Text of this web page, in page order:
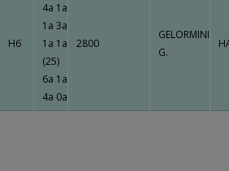
H6
4a 1a
1a 3a
1a 1a
(25)
6a 1a
4a 0a
2800
GELORMINI
G.